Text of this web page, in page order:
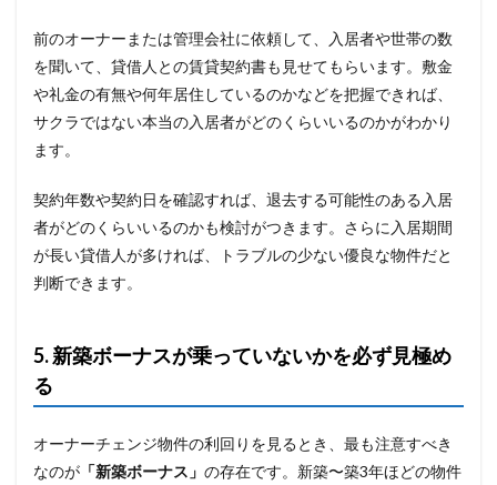
前のオーナーまたは管理会社に依頼して、入居者や世帯の数
を聞いて、貸借人との賃貸契約書も見せてもらいます。敷金
や礼金の有無や何年居住しているのかなどを把握できれば、
サクラではない本当の入居者がどのくらいいるのかがわかり
ます。
契約年数や契約日を確認すれば、退去する可能性のある入居
者がどのくらいいるのかも検討がつきます。さらに入居期間
が長い貸借人が多ければ、トラブルの少ない優良な物件だと
判断できます。
5. 新築ボーナスが乗っていないかを必ず見極め
る
オーナーチェンジ物件の利回りを見るとき、最も注意すべき
なのが 「新築ボーナス」 の存在です。新築〜築3年ほどの物件